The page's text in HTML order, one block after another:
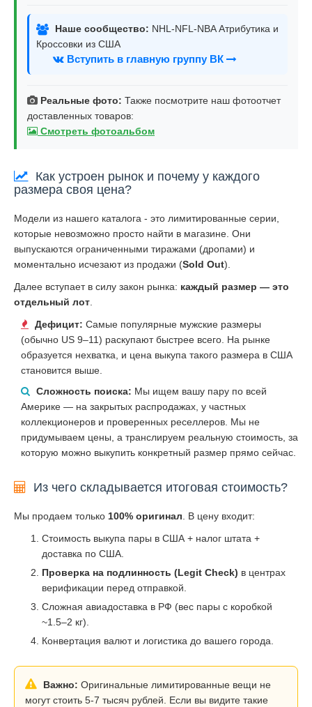
Наше сообщество: NHL-NFL-NBA Атрибутика и
Кроссовки из США
Вступить в главную группу ВК
Реальные фото: Также посмотрите наш фотоотчет
доставленных товаров:
Смотреть фотоальбом
Как устроен рынок и почему у каждого
размера своя цена?
Модели из нашего каталога - это лимитированные серии,
которые невозможно просто найти в магазине. Они
выпускаются ограниченными тиражами (дропами) и
моментально исчезают из продажи (Sold Out).
Далее вступает в силу закон рынка: каждый размер — это
отдельный лот
Дефицит: Самые популярные мужские размеры
(обычно US 9–11) раскупают быстрее всего. На рынке
образуется нехватка, и цена выкупа такого размера в США
становится выше.
Сложность поиска: Мы ищем вашу пару по всей
Америке — на закрытых распродажах, у частных
коллекционеров и проверенных реселлеров. Мы не
придумываем цены, а транслируем реальную стоимость, за
которую можно выкупить конкретный размер прямо сейчас.
Из чего складывается итоговая стоимость?
Мы продаем только 100% оригинал . В цену входит:
Стоимость выкупа пары в США + налог штата +
доставка по США.
Проверка на подлинность (Legit Check) в центрах
верификации перед отправкой.
Сложная авиадоставка в РФ (вес пары с коробкой
~1.5–2 кг).
Конвертация валют и логистика до вашего города.
Важно: Оригинальные лимитированные вещи не
могут стоить 5-7 тысяч рублей. Если вы видите такие